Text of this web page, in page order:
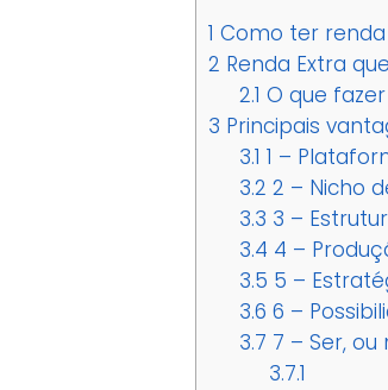
1 Como ter
2 Renda Extra
2.1 O que
3 Principais
3.1 1 –
3.2 2 – Nicho
3.3 3 –
3.4 4 –
3.5 5 –
3.6 6 –
3.7 7 – Ser,
3.7.1